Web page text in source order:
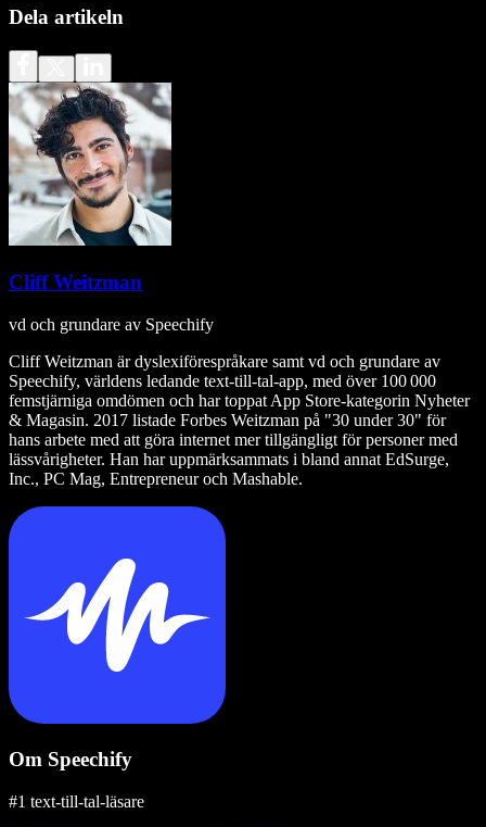
Dela artikeln
Cliff Weitzman
vd och grundare av Speechify
Cliff Weitzman är dyslexiförespråkare samt vd och grundare av
Speechify, världens ledande text‑till‑tal‑app, med över 100 000
femstjärniga omdömen och har toppat App Store-kategorin Nyheter
& Magasin. 2017 listade Forbes Weitzman på "30 under 30" för
hans arbete med att göra internet mer tillgängligt för personer med
lässvårigheter. Han har uppmärksammats i bland annat EdSurge,
Inc., PC Mag, Entrepreneur och Mashable.
Om Speechify
#1 text-till-tal-läsare